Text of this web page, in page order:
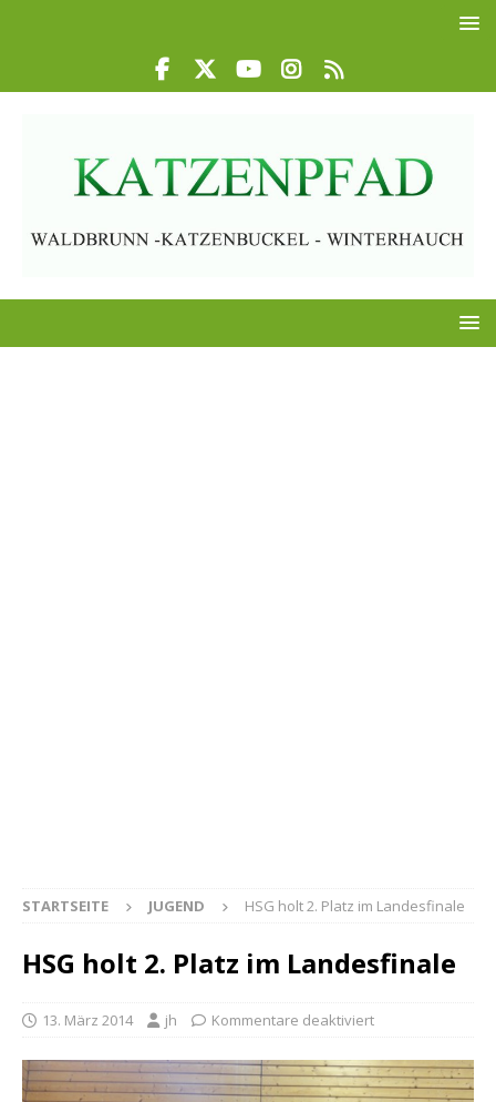
STARTSEITE JUGEND HSG holt 2. Platz im Landesfinale
HSG holt 2. Platz im Landesfinale
13. März 2014 jh Kommentare deaktiviert